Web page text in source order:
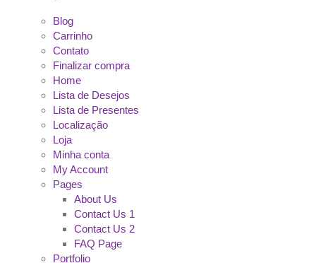
Blog
Carrinho
Contato
Finalizar compra
Home
Lista de Desejos
Lista de Presentes
Localização
Loja
Minha conta
My Account
Pages
About Us
Contact Us 1
Contact Us 2
FAQ Page
Portfolio